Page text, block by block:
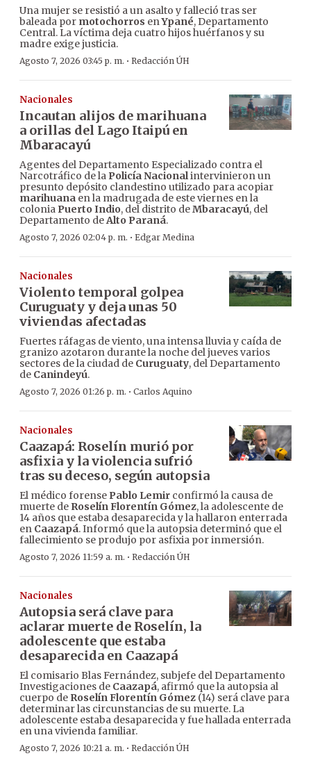
Una mujer se resistió a un asalto y falleció tras ser
baleada por motochorros enYpané, Departamento
Central. La víctima deja cuatro hijos huérfanos y su
madre exige justicia.
Agosto 7, 2026 03:45 p. m. · Redacción ÚH
Nacionales
Incautan alijos de marihuana
a orillas del Lago Itaipú en
Mbaracayú
Agentes del Departamento Especializado contra el
Narcotráfico de la Policía Nacionalintervinieron un
presunto depósito clandestino utilizado para acopiar
marihuana en la madrugada de este viernes en la
colonia Puerto Indio, del distrito deMbaracayú, del
Departamento deAlto Paraná.
Agosto 7, 2026 02:04 p. m. · Edgar Medina
Nacionales
Violento temporal golpea
Curuguaty y deja unas 50
viviendas afectadas
Fuertes ráfagas de viento, una intensa lluvia y caída de
granizo azotaron durante la noche del jueves varios
sectores de la ciudad de Curuguaty, del Departamento
de Canindeyú.
Agosto 7, 2026 01:26 p. m. · Carlos Aquino
Nacionales
Caazapá: Roselín murió por
asfixia y la violencia sufrió
tras su deceso, según autopsia
El médico forense Pablo Lemir confirmó la causa de
muerte de Roselín Florentín Gómez, la adolescente de
14 años que estaba desaparecida y la hallaron enterrada
en Caazapá. Informó que la autopsia determinó que el
fallecimiento se produjo por asfixia por inmersión.
Agosto 7, 2026 11:59 a. m. · Redacción ÚH
Nacionales
Autopsia será clave para
aclarar muerte de Roselín, la
adolescente que estaba
desaparecida en Caazapá
El comisario Blas Fernández, subjefe del Departamento
Investigaciones de Caazapá, afirmó que la autopsia al
cuerpo de Roselín Florentín Gómez (14) será clave para
determinar las circunstancias de su muerte. La
adolescente estaba desaparecida y fue hallada enterrada
en una vivienda familiar.
Agosto 7, 2026 10:21 a. m. · Redacción ÚH